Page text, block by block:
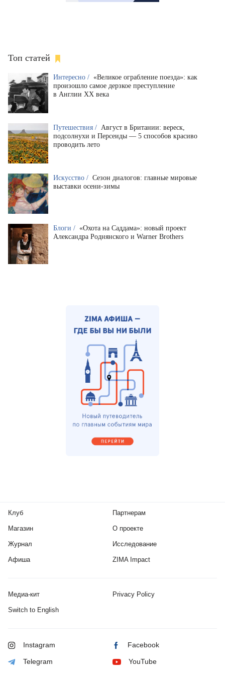
Топ статей
Интересно / «Великое ограбление поезда»: как
произошло самое дерзкое преступление
в Англии XX века
Путешествия / Август в Британии: вереск,
подсолнухи и Персеиды — 5 способов красиво
проводить лето
Искусство / Сезон диалогов: главные мировые
выставки осени-зимы
Блоги / «Охота на Саддама»: новый проект
Александра Роднянского и Warner Brothers
Клуб
Магазин
Журнал
Афиша
Партнерам
О проекте
Исследование
ZIMA Impact
Медиа-кит Privacy Policy
Switch to English
Instagram Facebook
Telegram YouTube